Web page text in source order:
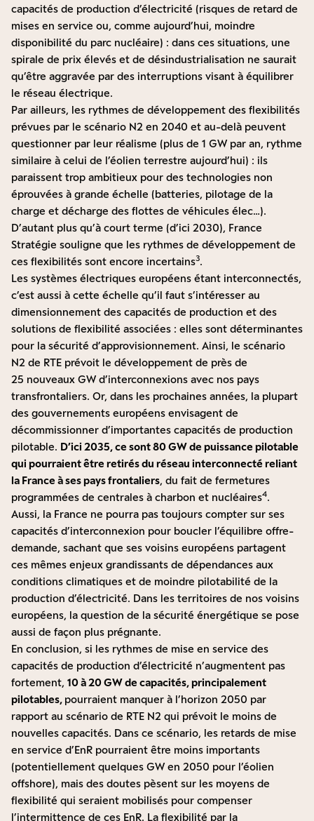
capacités de production d’électricité (risques de retard de
mises en service ou, comme aujourd’hui, moindre
disponibilité du parc nucléaire) : dans ces situations, une
spirale de prix élevés et de désindustrialisation ne saurait
qu’être aggravée par des interruptions visant à équilibrer
le réseau électrique.
Par ailleurs, les rythmes de développement des flexibilités
prévues par le scénario N2 en 2040 et au-delà peuvent
questionner par leur réalisme (plus de 1 GW par an, rythme
similaire à celui de l’éolien terrestre aujourd’hui) : ils
paraissent trop ambitieux pour des technologies non
éprouvées à grande échelle (batteries, pilotage de la
charge et décharge des flottes de véhicules élec…).
D’autant plus qu’à court terme (d’ici 2030), France
Stratégie souligne que les rythmes de développement de
ces flexibilités sont encore incertains3.
Les systèmes électriques européens étant interconnectés,
c’est aussi à cette échelle qu’il faut s’intéresser au
dimensionnement des capacités de production et des
solutions de flexibilité associées : elles sont déterminantes
pour la sécurité d’approvisionnement. Ainsi, le scénario
N2 de RTE prévoit le développement de près de
25 nouveaux GW d’interconnexions avec nos pays
transfrontaliers. Or, dans les prochaines années, la plupart
des gouvernements européens envisagent de
décommissionner d’importantes capacités de production
pilotable. D’ici 2035, ce sont 80 GW de puissance pilotable
qui pourraient être retirés du réseau interconnecté reliant
la France à ses pays frontaliers, du fait de fermetures
programmées de centrales à charbon et nucléaires4.
Aussi, la France ne pourra pas toujours compter sur ses
capacités d’interconnexion pour boucler l’équilibre offre-
demande, sachant que ses voisins européens partagent
ces mêmes enjeux grandissants de dépendances aux
conditions climatiques et de moindre pilotabilité de la
production d’électricité. Dans les territoires de nos voisins
européens, la question de la sécurité énergétique se pose
aussi de façon plus prégnante.
En conclusion, si les rythmes de mise en service des
capacités de production d’électricité n’augmentent pas
fortement, 10 à 20 GW de capacités, principalement
pilotables, pourraient manquer à l’horizon 2050 par
rapport au scénario de RTE N2 qui prévoit le moins de
nouvelles capacités. Dans ce scénario, les retards de mise
en service d’EnR pourraient être moins importants
(potentiellement quelques GW en 2050 pour l’éolien
offshore), mais des doutes pèsent sur les moyens de
flexibilité qui seraient mobilisés pour compenser
l’intermittence de ces EnR. La flexibilité par la